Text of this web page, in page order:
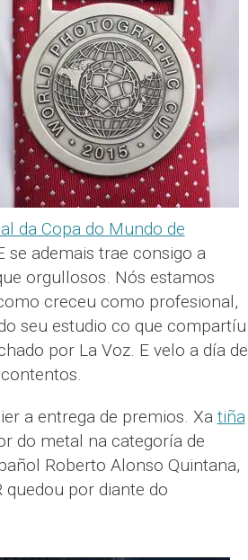
da Copa do Mundo de
se ademais trae consigo a
orgullosos. Nós estamos
creceu como profesional,
seu estudio co que compartíu
por La Voz. E velo a día de
a entrega de premios. Xa tiña
do metal na categoría de
Roberto Alonso Quintana,
quedou por diante do